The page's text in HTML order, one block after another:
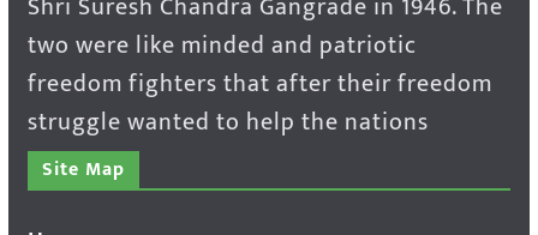
two were like minded and patriotic
freedom fighters that after their freedom
struggle wanted to help the nations
Site Map